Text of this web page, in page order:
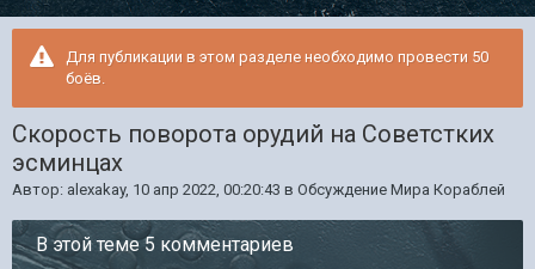
Для публикации в этом разделе необходимо провести 50
боёв.
Скорость поворота орудий на Советстких
эсминцах
Автор: alexakay, 10 апр 2022, 00:20:43 в Обсуждение Мира Кораблей
В этой теме 5 комментариев